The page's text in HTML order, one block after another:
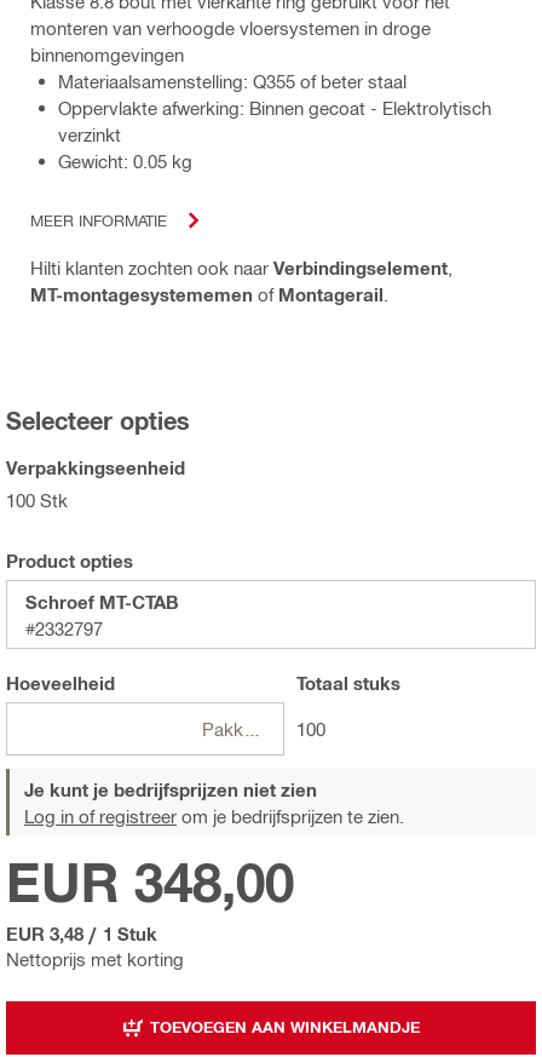
monteren van verhoogde vloersystemen in droge
binnenomgevingen
Materiaalsamenstelling: Q355 of beter staal
Oppervlakte afwerking: Binnen gecoat - Elektrolytisch
verzinkt
Gewicht: 0.05 kg
MEER INFORMATIE
Hilti klanten zochten ook naar Verbindingselement
MT-montagesystememen of Montagerail
Selecteer opties
Verpakkingseenheid
100 Stk
Product opties
Schroef MT-CTAB
#2332797
Hoeveelheid
Pakketten
Totaal stuks
100
Je kunt je bedrijfsprijzen niet zien
Log in of registreer om je bedrijfsprijzen te zien.
Nettoprijs met korting
EUR 348,00
EUR 3,48 / 1 Stuk
TOEVOEGEN AAN WINKELMANDJE